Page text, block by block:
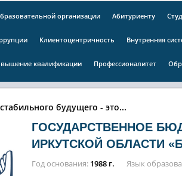
организации Абитуриенту
Клиентоцентричность Внутренняя
квалификации Профессионалитет
будущего - это...
ГОСУДАРСТВЕННОЕ
ИРКУТСКОЙ ОБЛАСТИ
Год основания 1988 г. Язык